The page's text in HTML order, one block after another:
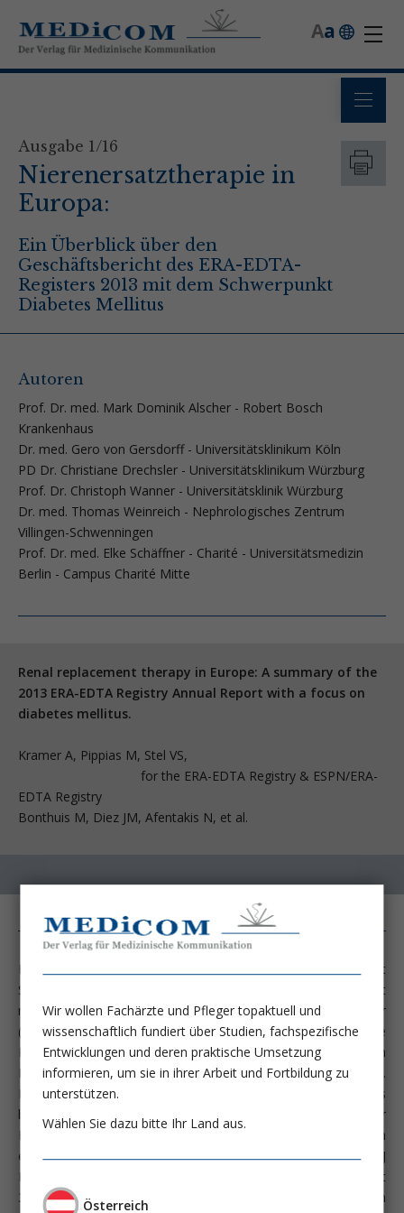
a
A
Ausgabe 1/16
Nierenersatztherapie in
Europa:
Ein Überblick über den
Geschäftsbericht des ERA-EDTA-
Registers 2013 mit dem Schwerpunkt
Diabetes Mellitus
Autoren
Prof. Dr. med. Mark Dominik Alscher - Robert Bosch
Krankenhaus
Dr. med. Gero von Gersdorff - Universitätsklinikum Köln
PD Dr. Christiane Drechsler - Universitätsklinikum Würzburg
Prof. Dr. Christoph Wanner - Universitätsklinik Würzburg
Dr. med. Thomas Weinreich - Nephrologisches Zentrum
Villingen-Schwenningen
Prof. Dr. med. Elke Schäffner - Charité - Universitätsmedizin
Berlin - Campus Charité Mitte
Renal replacement therapy in Europe: A summary of the
2013 ERA-EDTA Registry Annual Report with a focus on
diabetes mellitus.
Kramer A, Pippias M, Stel VS,
for the ERA-EDTA Registry & ESPN/ERA-
EDTA Registry
Bonthuis M, Diez JM, Afentakis N, et al.
Die Vereinigung der Europäischen Nierenregister mit
Schwerpunkt Dialyse stellt weltweit das größte Register mit
mehr als 650 Millionen Menschen im Einzugsgebiet dar
(Abbildung 1). Die Prävalenz für chronische
Nierenerkrankungen (CKD) variiert stark in der europäischen
Bevölkerung (Brück K; JASN 2015 [Dezember 23 online first]).
Eine CKD ist unter anderem dadurch charakterisiert, dass
bereits vor dem Eintritt der Dialysepflicht das Risiko für
Mortalität und kardiovaskuläre Ereignisse teilweise dramatisch
erhöht ist (Tonelli M; Lancet 2012 380:307; Go AS; N Engl J
Med 2004; 351:1296; Stevens PE, Farmer CK; Lancet
380:1628). Für Patienten nach Herzinfarkt fand sich
Wir wollen Fachärzte und Pfleger topaktuell und
wissenschaftlich fundiert über Studien, fachspezifische
Entwicklungen und deren praktische Umsetzung
informieren, um sie in ihrer Arbeit und Fortbildung zu
unterstützen.
Wählen Sie dazu bitte Ihr Land aus.
Österreich